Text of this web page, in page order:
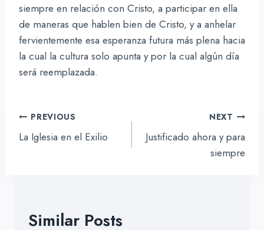
siempre en relación con Cristo, a participar en ella
de maneras que hablen bien de Cristo, y a anhelar
fervientemente esa esperanza futura más plena hacia
la cual la cultura solo apunta y por la cual algún día
será reemplazada.
Navegación
de
PREVIOUS
La Iglesia en el Exilio
NEXT
Justificado ahora y para
siempre
Similar Posts